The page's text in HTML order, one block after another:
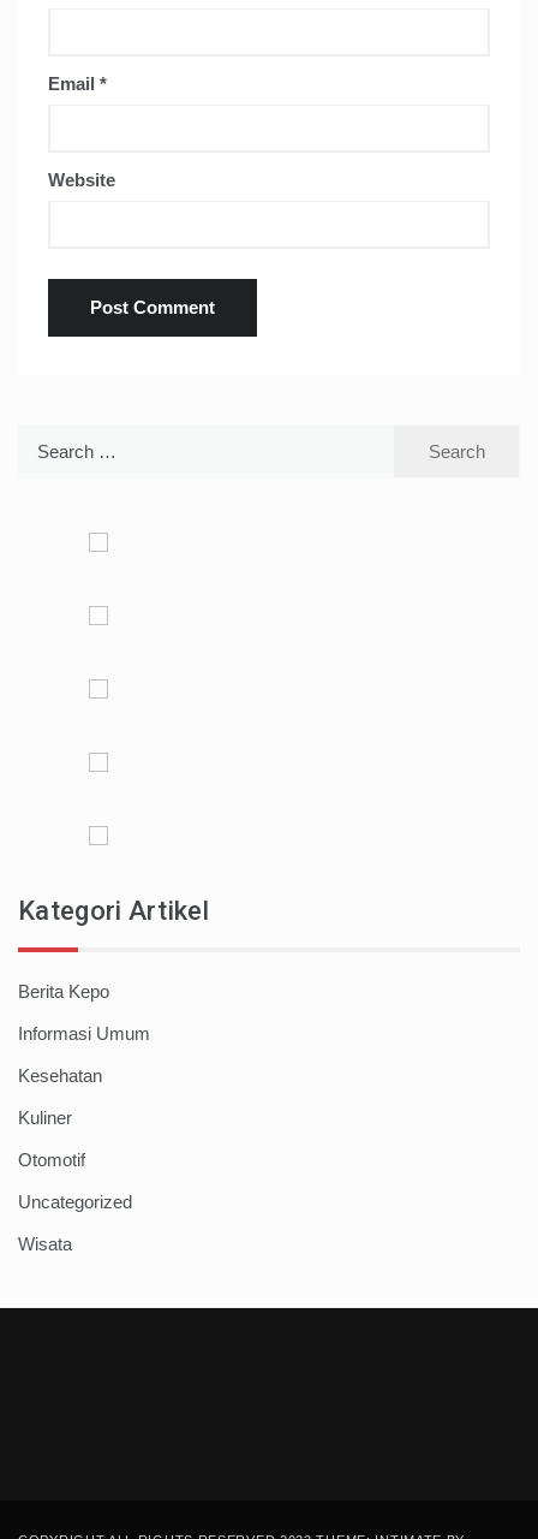
Email *
Website
Kategori Artikel
Berita Kepo
Informasi Umum
Kesehatan
Kuliner
Otomotif
Uncategorized
Wisata